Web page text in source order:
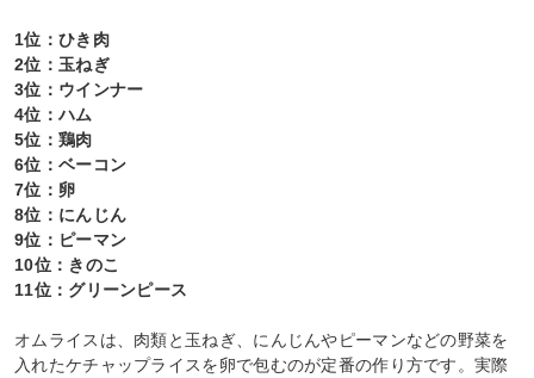
1位：ひき肉
2位：玉ねぎ
3位：ウインナー
4位：ハム
5位：鶏肉
6位：ベーコン
7位：卵
8位：にんじん
9位：ピーマン
10位：きのこ
11位：グリーンピース
オムライスは、肉類と玉ねぎ、にんじんやピーマンなどの野菜を
入れたケチャップライスを卵で包むのが定番の作り方です。実際